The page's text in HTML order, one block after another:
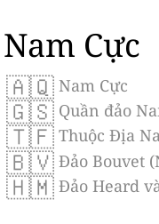
Nam Cực
🇦🇶 Nam Cực
🇬🇸 Quần đảo
🇹🇫 Thuộc Địa
🇧🇻 Đảo Bouvet
🇭🇲 Đảo Heard